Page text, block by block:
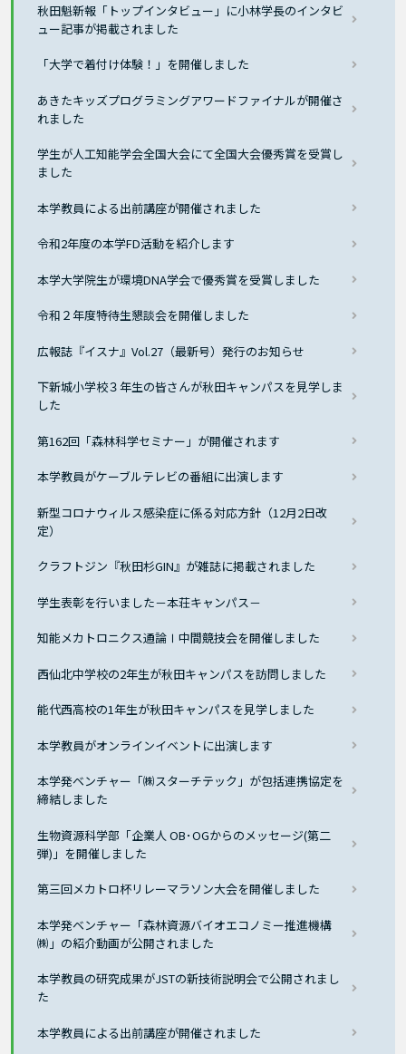
秋田魁新報「トップインタビュー」に小林学長のインタビ
ュー記事が掲載されました
「大学で着付け体験！」を開催しました
あきたキッズプログラミングアワードファイナルが開催さ
れました
学生が人工知能学会全国大会にて全国大会優秀賞を受賞し
ました
本学教員による出前講座が開催されました
令和2年度の本学FD活動を紹介します
本学大学院生が環境DNA学会で優秀賞を受賞しました
令和２年度特待生懇談会を開催しました
広報誌『イスナ』Vol.27（最新号）発行のお知らせ
下新城小学校３年生の皆さんが秋田キャンパスを見学しま
した
第162回「森林科学セミナー」が開催されます
本学教員がケーブルテレビの番組に出演します
新型コロナウィルス感染症に係る対応方針（12月2日改
定）
クラフトジン『秋田杉GIN』が雑誌に掲載されました
学生表彰を行いました－本荘キャンパス－
知能メカトロニクス通論Ⅰ中間競技会を開催しました
西仙北中学校の2年生が秋田キャンパスを訪問しました
能代西高校の1年生が秋田キャンパスを見学しました
本学教員がオンラインイベントに出演します
本学発ベンチャー「㈱スターチテック」が包括連携協定を
締結しました
生物資源科学部「企業人 OB･OGからのメッセージ(第二
弾)」を開催しました
第三回メカトロ杯リレーマラソン大会を開催しました
本学発ベンチャー「森林資源バイオエコノミー推進機構
㈱」の紹介動画が公開されました
本学教員の研究成果がJSTの新技術説明会で公開されまし
た
本学教員による出前講座が開催されました